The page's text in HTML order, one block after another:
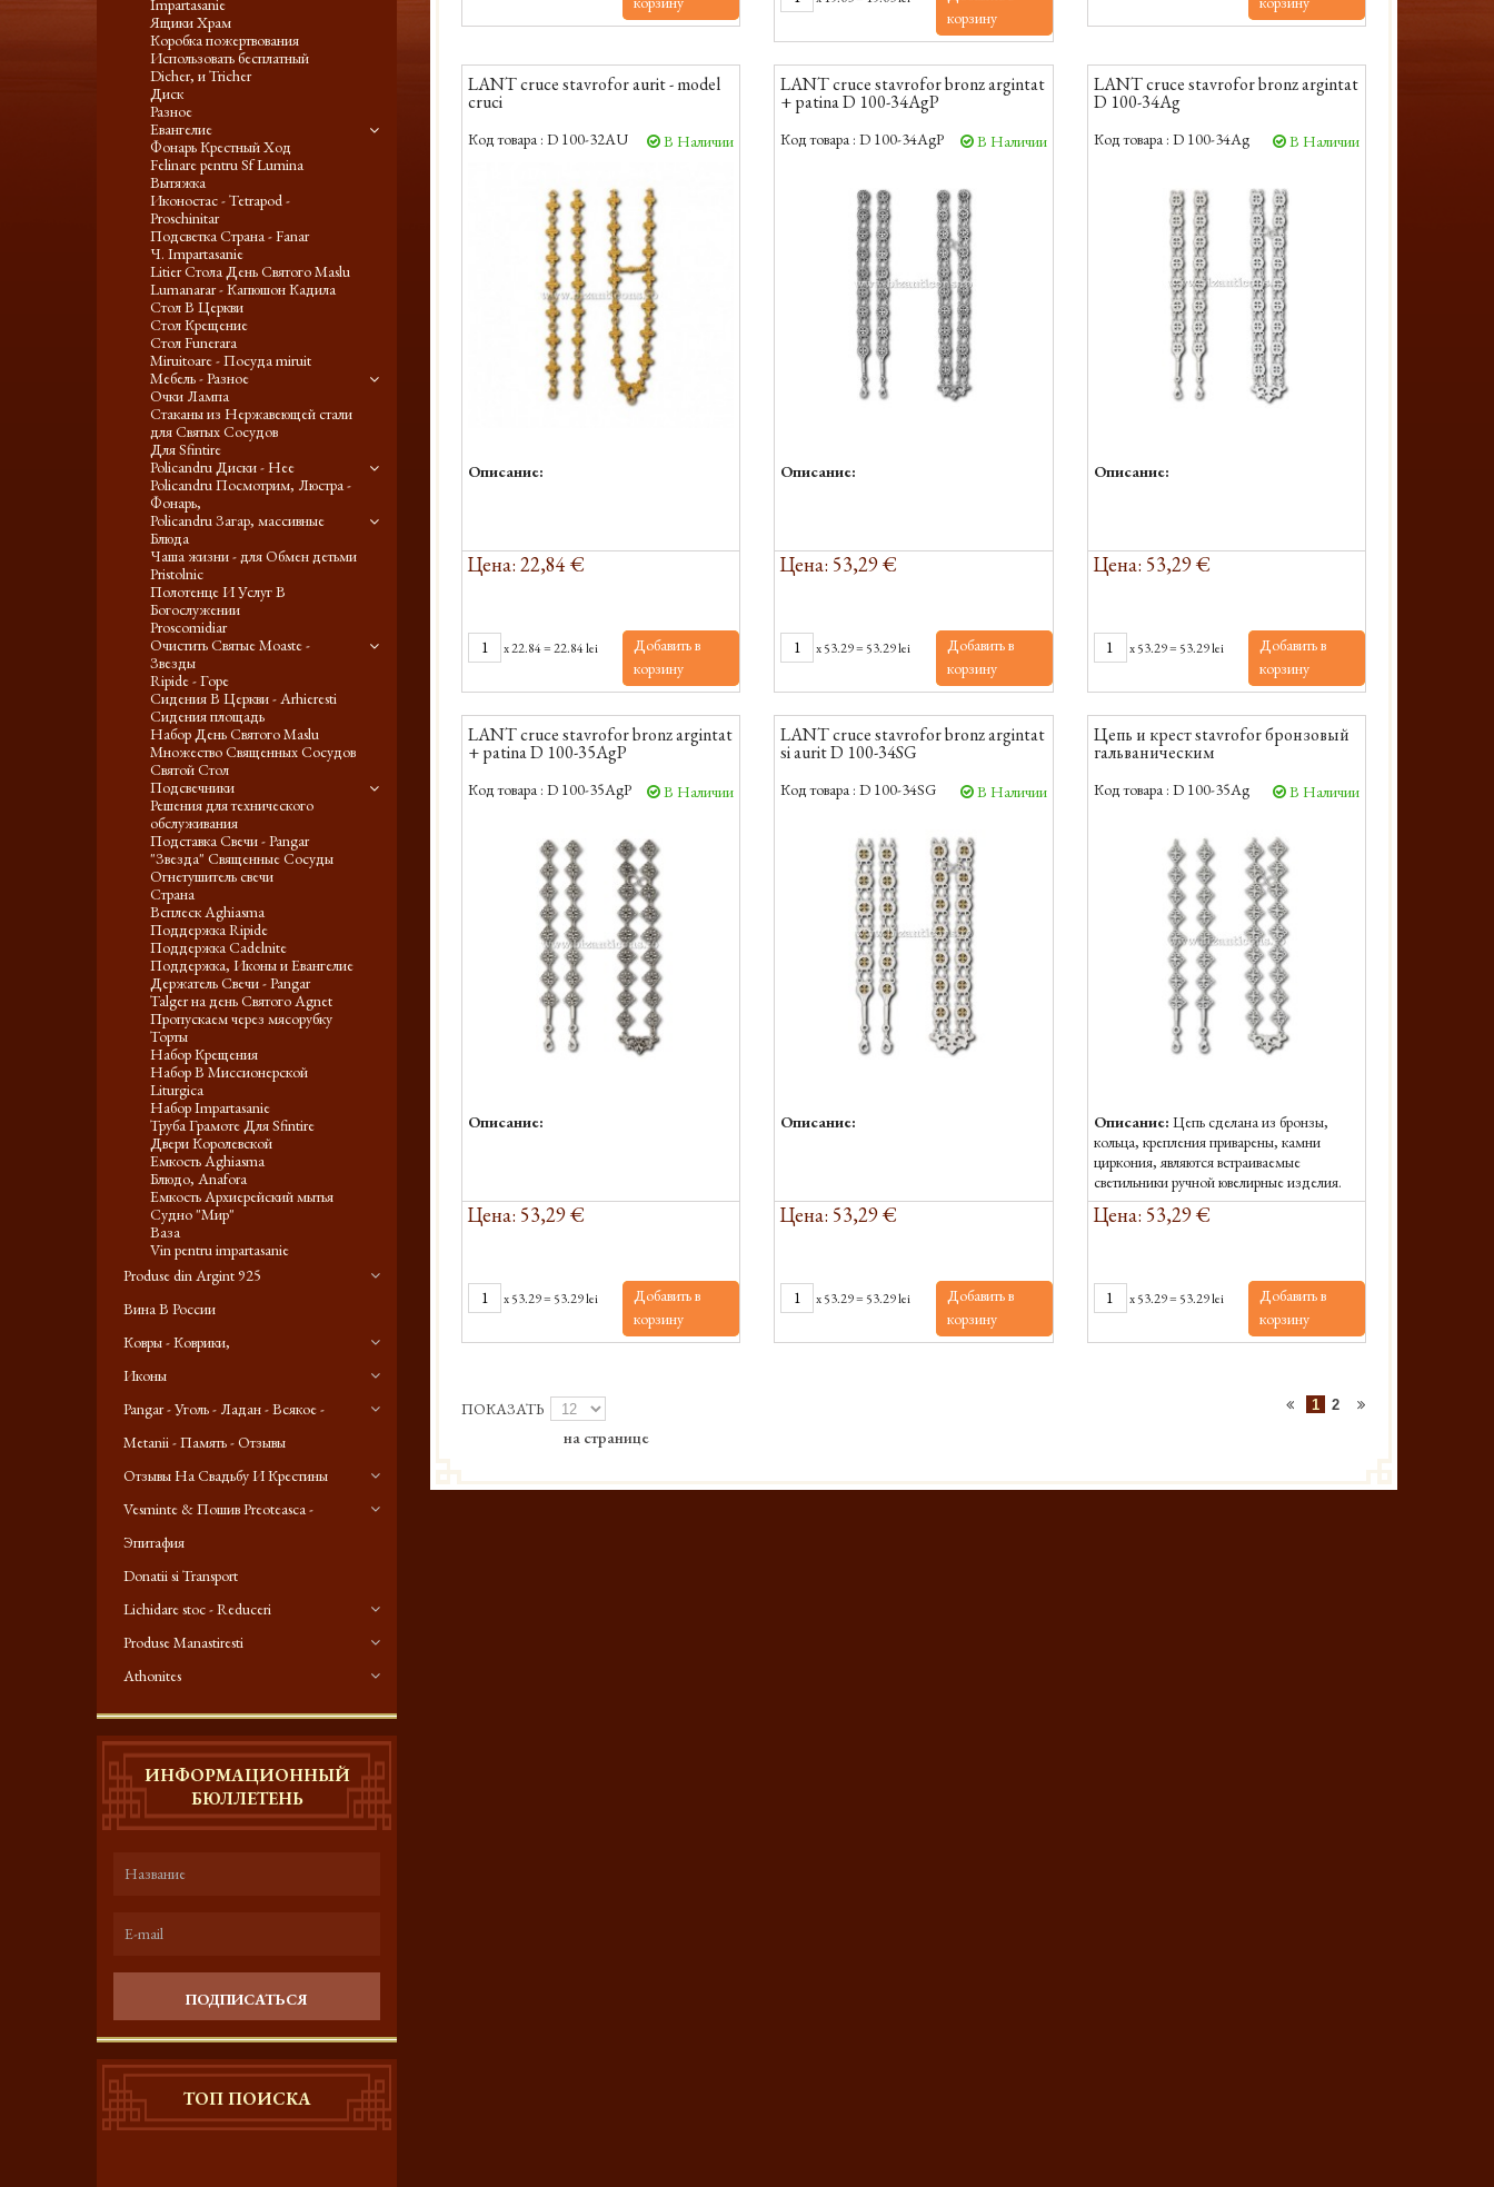
Impartasanie
Ящики Храм
Коробка пожертвования
Использовать бесплатный
Dicher, и Tricher
Диск
Разное
Евангелие
Фонарь Крестный Ход
Felinare pentru Sf Lumina
Вытяжка
Иконостас - Tetrapod -
Proschinitar
Подсветка Страна - Fanar
Ч. Impartasanie
Litier Стола День Святого Maslu
Lumanarar - Капюшон Кадила
Стол В Церкви
Стол Крещение
Стол Funerara
Miruitoare - Посуда miruit
Мебель - Разное
Очки Лампа
Стаканы из Нержавеющей стали
для Святых Сосудов
Для Sfintire
Policandru Диски - Нее
Policandru Посмотрим, Люстра -
Фонарь,
Policandru Загар, массивные
Блюда
Чаша жизни - для Обмен детьми
Pristolnic
Полотенце И Услуг В
Богослужении
Proscomidiar
Очистить Святые Moaste -
Звезды
Ripide - Горе
Сидения В Церкви - Arhieresti
Сидения площадь
Набор День Святого Maslu
Множество Священных Сосудов
Святой Стол
Подсвечники
Решения для технического
обслуживания
Подставка Свечи - Pangar
"Звезда" Священные Сосуды
Огнетушитель свечи
Страна
Всплеск Aghiasma
Поддержка Ripide
Поддержка Cadelnite
Поддержка, Иконы и Евангелие
Держатель Свечи - Pangar
Talger на день Святого Agnet
Пропускаем через мясорубку
Торты
Набор Крещения
Набор В Миссионерской
Liturgica
Набор Impartasanie
Труба Грамоте Для Sfintire
Двери Королевской
Емкость Aghiasma
Блюдо, Anafora
Емкость Архиерейский мытья
Судно "Мир"
Ваза
Vin pentru impartasanie
Produse din Argint 925
Вина В России
Ковры - Коврики,
Иконы
Pangar - Уголь - Ладан - Всякое -
Metanii - Память - Отзывы
Отзывы На Свадьбу И Крестины
Vesminte & Пошив Preoteasca -
Эпитафия
Donatii si Transport
Lichidare stoc - Reduceri
Produse Manastiresti
Athonites
ИНФОРМАЦИОННЫЙ
БЮЛЛЕТЕНЬ
ПОДПИСАТЬСЯ
ТОП ПОИСКА
корзину
LANT cruce stavrofor aurit - model
cruci
Код товара : D 100-32AU В Наличии
Описание:
Цена: 22,84 €
x22.84=22.84 lei
Добавить в
корзину
LANT cruce stavrofor bronz argintat
+ patina D 100-34AgP
Код товара : D 100-34AgP В Наличии
Описание:
Цена: 53,29 €
x53.29= 53.29 lei
Добавить в
корзину
LANT cruce stavrofor bronz argintat
D 100-34Ag
Код товара : D 100-34Ag В Наличии
Описание:
Цена: 53,29 €
x53.29= 53.29 lei
Добавить в
корзину
LANT cruce stavrofor bronz argintat
+ patina D 100-35AgP
Код товара : D 100-35AgP В Наличии
Описание:
Цена: 53,29 €
x53.29= 53.29 lei
Добавить в
корзину
LANT cruce stavrofor bronz argintat
si aurit D 100-34SG
Код товара : D 100-34SG В Наличии
Описание:
Цена: 53,29 €
x53.29= 53.29 lei
Добавить в
корзину
Цепь и крест stavrofor бронзовый
гальваническим
Код товара : D 100-35Ag В Наличии
Описание: Цепь сделана из бронзы,
кольца, крепления приварены, камни
циркония, являются встраиваемые
светильники ручной ювелирные изделия.
Цена: 53,29 €
x53.29= 53.29 lei
Добавить в
корзину
ПОКАЗАТЬ
на странице
1 2